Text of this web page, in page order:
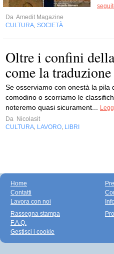
Da Amedit Magazine
CULTURA SOCIETÀ
Oltre i confini
come la
Se osserviamo con onestà la pila
comodino o scorriamo le
noteremo quasi sicurament...
Da Nicolasit
CULTURA LAVORO LIBRI
Home
Contatti
Lavora con noi
Rassegna stampa
F.A.Q.
Gestisci i cookie